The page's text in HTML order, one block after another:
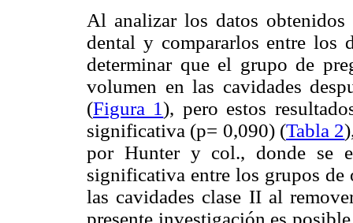
Al analizar los datos
dental y compararlos entre los
determinar que el grupo de
volumen en las cavidades
(Figura 1), pero estos
significativa (p= 0,090) (Tabla 2
por Hunter y col., donde se
significativa entre los grupos de
las cavidades clase II al